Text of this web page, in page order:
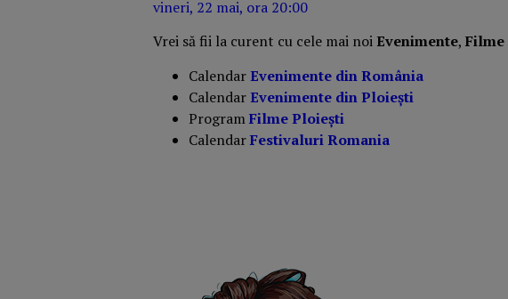
vineri, 22 mai, ora 20:00
Vrei să fii la curent cu cele mai noiEvenimente, Filme
CalendarEvenimente din România
CalendarEvenimente din Ploiești
ProgramFilme Ploiești
CalendarFestivaluri Romania